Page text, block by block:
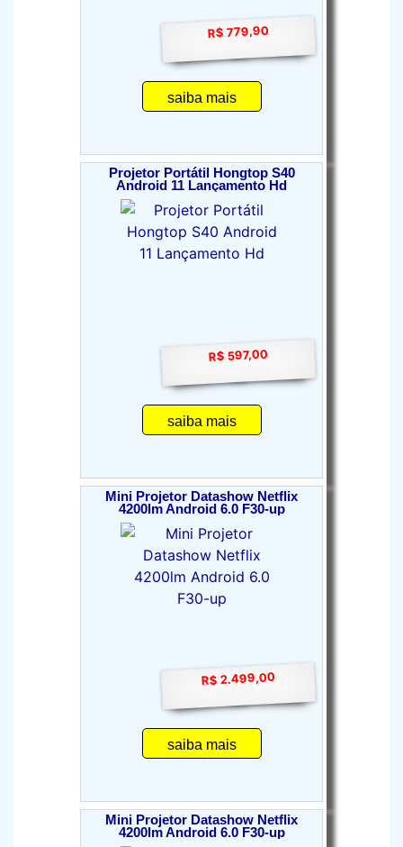
R$ 779,90
saiba mais
Projetor Portátil Hongtop S40
Android 11 Lançamento Hd
R$ 597,00
saiba mais
Mini Projetor Datashow Netflix
4200lm Android 6.0 F30-up
R$ 2.499,00
saiba mais
Mini Projetor Datashow Netflix
4200lm Android 6.0 F30-up